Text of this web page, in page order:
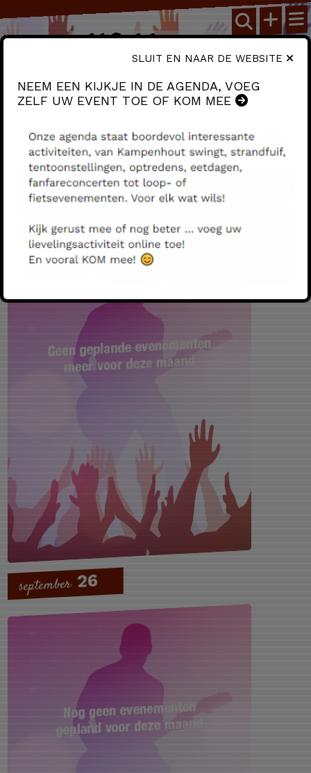
SLUIT EN NAAR DE WEBSITE
NEEM EEN KIJKJE IN DE AGENDA, VOEG
ZELF UW EVENT TOE OF KOM MEE
VEEL te doen in Kampenhout!
augustus
september 26